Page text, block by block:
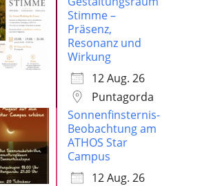
Stimme –
Präsenz,
Resonanz und
Wirkung
12 Aug. 26
Puntagorda
Sonnenfinsternis-
Beobachtung am
ATHOS Star
Campus
12 Aug. 26